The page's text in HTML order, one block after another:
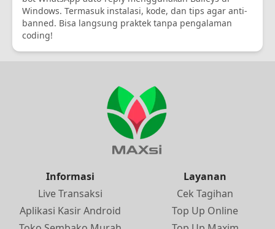
Windows. Termasuk instalasi, kode, dan tips agar anti-
banned. Bisa langsung praktek tanpa pengalaman
coding!
Informasi
Live Transaksi
Aplikasi Kasir Android
Layanan
Cek Tagihan
Top Up Online